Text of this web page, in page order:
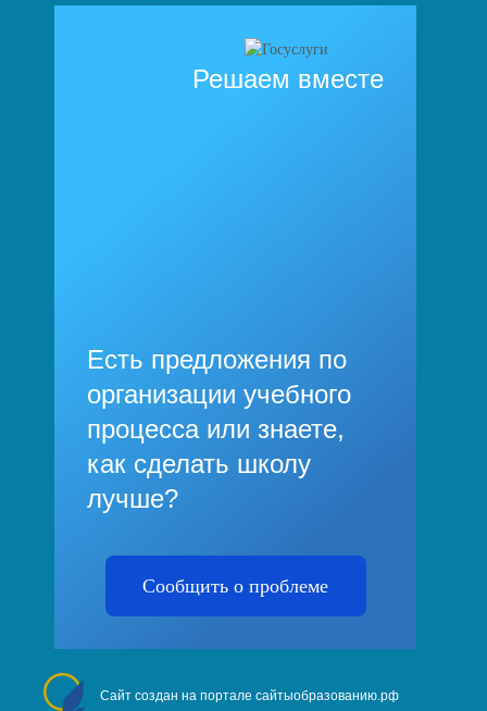
Решаем вместе
Есть предложения по
организации учебного
процесса или знаете,
как сделать школу
лучше?
Сообщить о проблеме
Сайт создан на портале сайтыобразованию.рф